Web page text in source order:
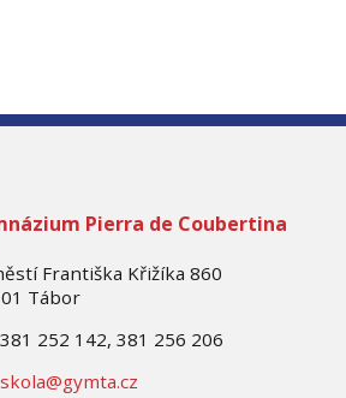
Pierra de Coubertina
Františka Křižíka 860
Tábor
381 252 142, 381 256 206
skola@gymta.cz